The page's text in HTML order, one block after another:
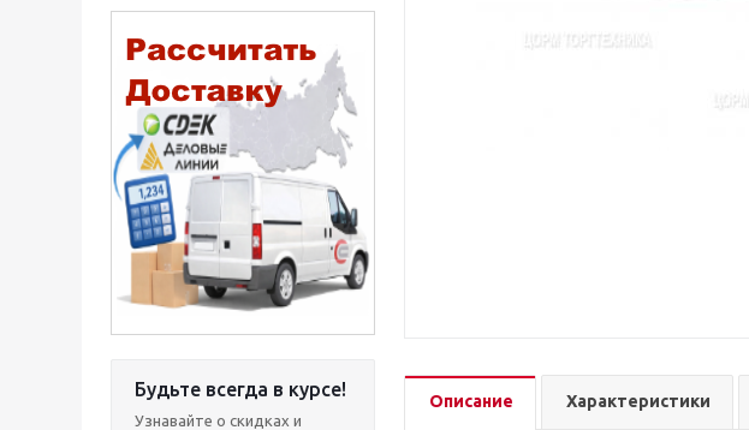
Будьте всегда в курсе!
Узнавайте о скидках и
Описание Характеристики